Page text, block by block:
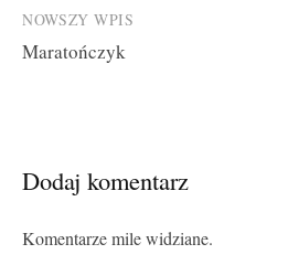
NOWSZY WPIS
Maratończyk
Dodaj komentarz
Komentarze mile widziane.